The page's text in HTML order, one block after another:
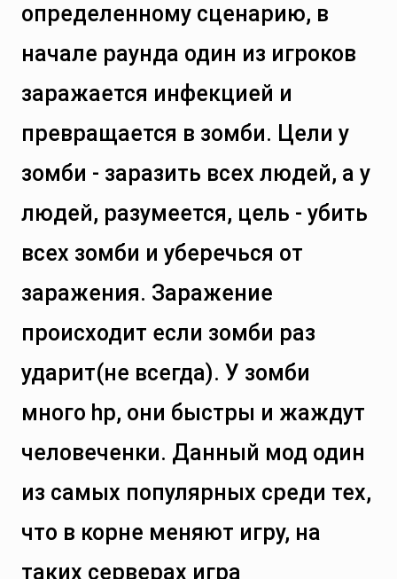
определенному сценарию, в
начале раунда один из игроков
заражается инфекцией и
превращается в зомби. Цели у
зомби - заразить всех людей, а у
людей, разумеется, цель - убить
всех зомби и уберечься от
заражения. Заражение
происходит если зомби раз
ударит(не всегда). У зомби
много hp, они быстры и жаждут
человеченки. Данный мод один
из самых популярных среди тех,
что в корне меняют игру, на
таких серверах игра